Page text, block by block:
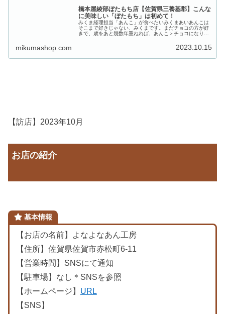
橋本屋綾部ぼたもち店【佐賀県三養基郡】こんな
に美味しい「ぼたもち」は初めて！
みくま経理担当「あんこ」が食べたいみくまあいあんこは
そこまで好きじゃない、みくまです。まだチョコの方が好
きで、歳をあと幾数年重ねれば、あんこ＞チョコになりそ
mikumashop.com 2023.10.15
【訪店】2023年10月
お店の紹介
基本情報
【お店の名前】よなよなあん工房
【住所】佐賀県佐賀市赤松町6-11
【営業時間】SNSにて通知
【駐車場】なし＊SNSを参照
【ホームページ】 URL
【SNS】